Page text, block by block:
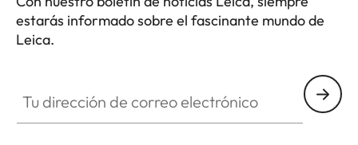
estarás informado sobre el fascinante mundo de
Leica.